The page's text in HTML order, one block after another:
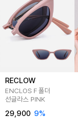
RECLOW
ENCLOS F 폴더
선글라스 PINK
29,900 9%